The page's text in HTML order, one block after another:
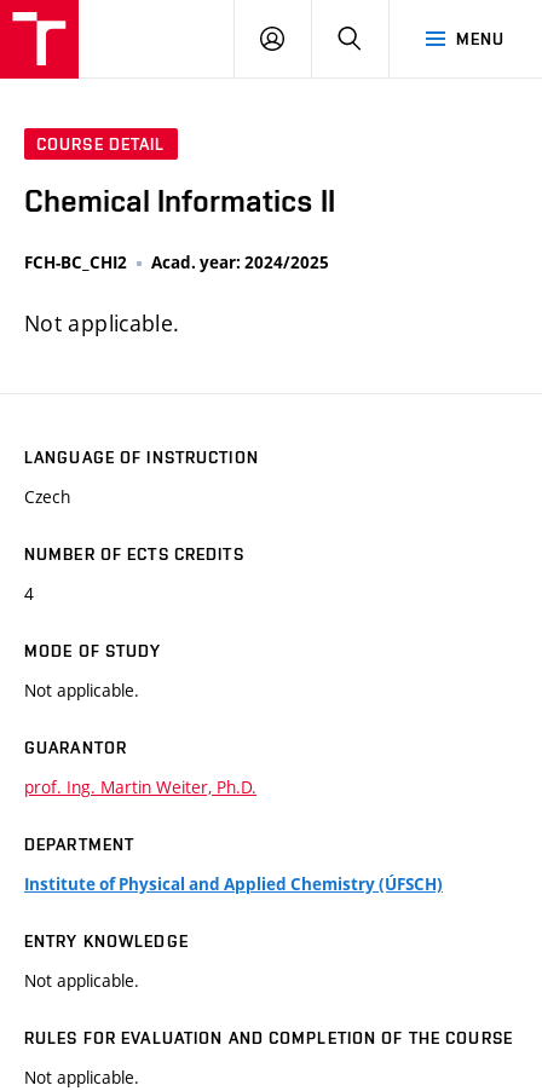
MENU
LOG
SEARCH
COURSE DETAIL
Chemical Informatics II
FCH-BC_CHI2 Acad. year: 2024/2025
Not applicable.
LANGUAGE OF INSTRUCTION
Czech
NUMBER OF ECTS CREDITS
4
MODE OF STUDY
Not applicable.
GUARANTOR
prof. Ing. Martin Weiter, Ph.D.
DEPARTMENT
Institute of Physical and Applied Chemistry (ÚFSCH)
ENTRY KNOWLEDGE
Not applicable.
RULES FOR EVALUATION AND COMPLETION OF THE COURSE
Not applicable.